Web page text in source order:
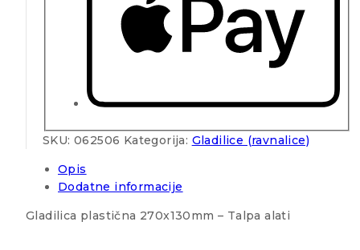
SKU: 062506 Kategorija: Gladilice (ravnalice)
Opis
Dodatne informacije
Gladilica plastična 270x130mm – Talpa alati